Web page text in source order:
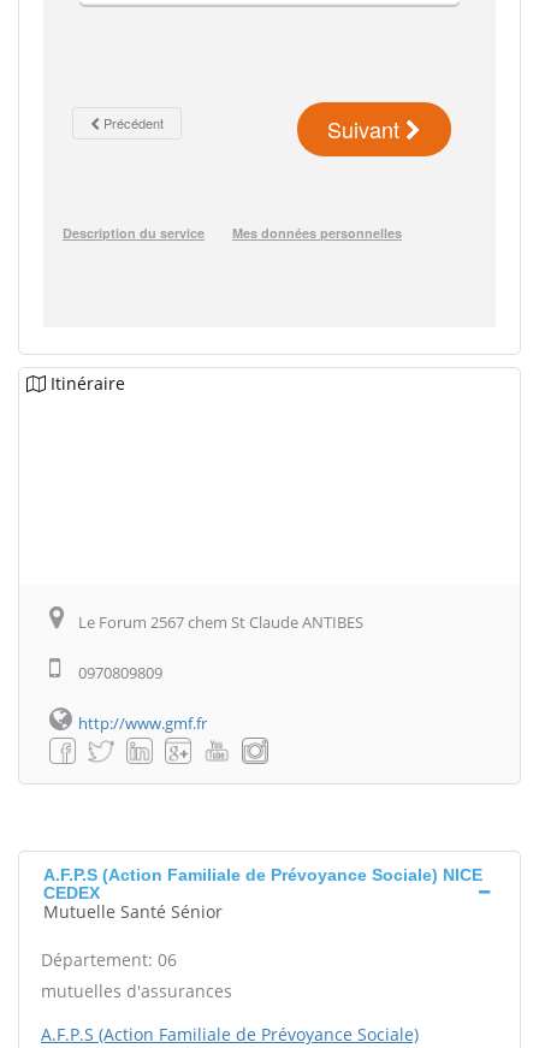
Itinéraire
Le Forum 2567 chem St Claude ANTIBES
0970809809
http://www.gmf.fr
A.F.P.S (Action Familiale de Prévoyance Sociale) NICE
CEDEX
Mutuelle Santé Sénior
Département: 06
mutuelles d'assurances
A.F.P.S (Action Familiale de Prévoyance Sociale)